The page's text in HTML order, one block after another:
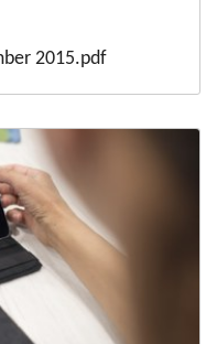
2015.pdf